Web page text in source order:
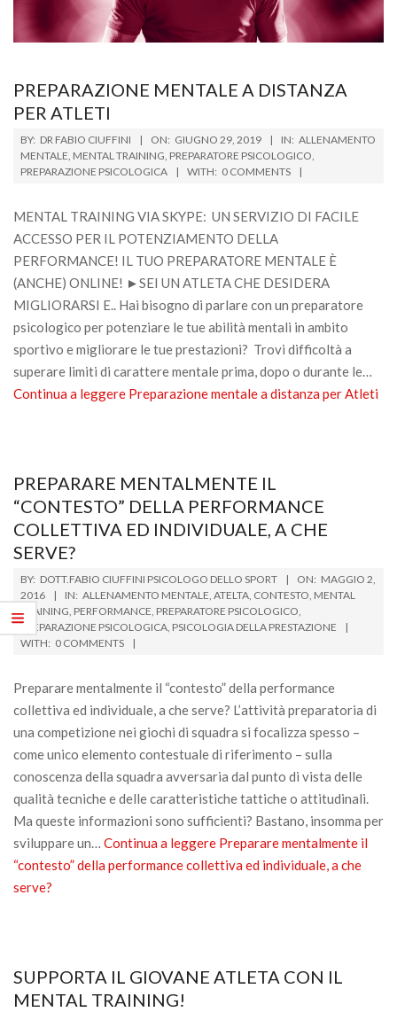
PREPARAZIONE MENTALE A DISTANZA
PER ATLETI
2019-
06-
29
BY: DR FABIO CIUFFINI ON: GIUGNO 29, 2019 IN: ALLENAMENTO
MENTALE, MENTAL TRAINING, PREPARATORE PSICOLOGICO,
PREPARAZIONE PSICOLOGICA
WITH: 0 COMMENTS
MENTAL TRAINING VIA SKYPE: UN SERVIZIO DI FACILE
ACCESSO PER IL POTENZIAMENTO DELLA
PERFORMANCE! IL TUO PREPARATORE MENTALE È
(ANCHE) ONLINE! ►SEI UN ATLETA CHE DESIDERA
MIGLIORARSI E.. Hai bisogno di parlare con un preparatore
psicologico per potenziare le tue abilità mentali in ambito
sportivo e migliorare le tue prestazioni? Trovi difficoltà a
superare limiti di carattere mentale prima, dopo o durante le…
Continua a leggere Preparazione mentale a distanza per Atleti
PREPARARE MENTALMENTE IL
“CONTESTO” DELLA PERFORMANCE
COLLETTIVA ED INDIVIDUALE, A CHE
SERVE?
2016-
05-
02
BY: DOTT.FABIO CIUFFINI PSICOLOGO DELLO SPORT ON: MAGGIO 2,
2016
IN: ALLENAMENTO MENTALE, ATELTA, CONTESTO, MENTAL
TRAINING, PERFORMANCE, PREPARATORE PSICOLOGICO,
PREPARAZIONE PSICOLOGICA, PSICOLOGIA DELLA PRESTAZIONE
WITH: 0 COMMENTS
Preparare mentalmente il “contesto” della performance
collettiva ed individuale, a che serve? L’attività preparatoria di
una competizione nei giochi di squadra si focalizza spesso –
come unico elemento contestuale di riferimento – sulla
conoscenza della squadra avversaria dal punto di vista delle
qualità tecniche e delle caratteristiche tattiche o attitudinali.
Ma queste informazioni sono sufficienti? Bastano, insomma per
sviluppare un… Continua a leggere Preparare mentalmente il
“contesto” della performance collettiva ed individuale, a che
serve?
SUPPORTA IL GIOVANE ATLETA CON IL
MENTAL TRAINING!